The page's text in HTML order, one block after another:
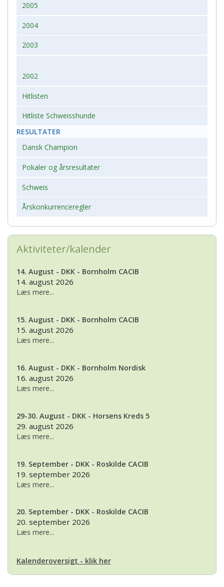
2005
2004
2003
2002
Hitlisten
Hitliste Schweisshunde
RESULTATER
Dansk Champion
Pokaler og årsresultater
Schweis
Årskonkurrenceregler
Aktiviteter/kalender
14. August - DKK - Bornholm CACIB
14. august 2026
Læs mere...
15. August - DKK - Bornholm CACIB
15. august 2026
Læs mere...
16. August - DKK - Bornholm Nordisk
16. august 2026
Læs mere...
29-30. August - DKK - Horsens Kreds 5
29. august 2026
Læs mere...
19. September - DKK - Roskilde CACIB
19. september 2026
Læs mere...
20. September - DKK - Roskilde CACIB
20. september 2026
Læs mere...
Kalenderoversigt - klik her